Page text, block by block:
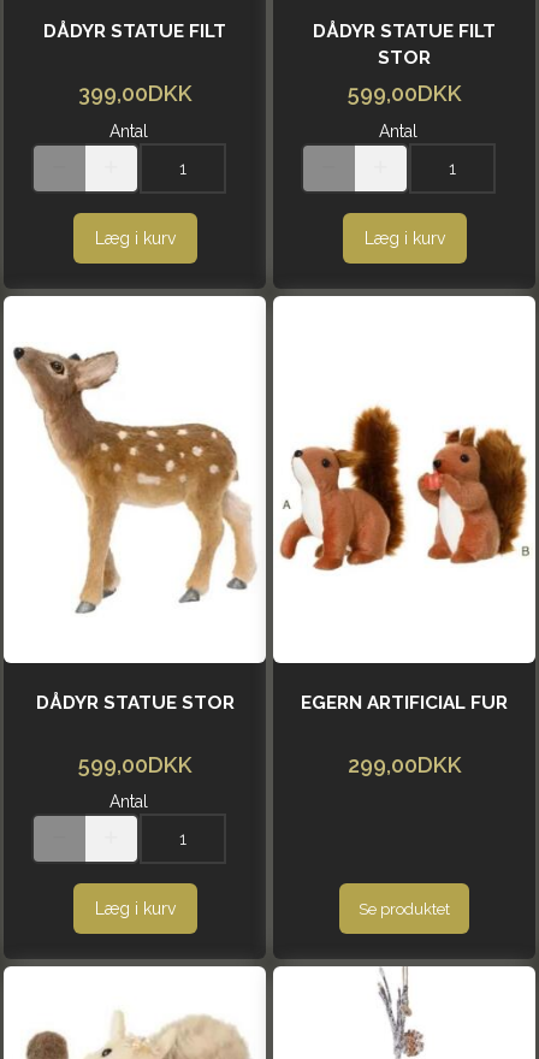
DÅDYR STATUE FILT
399,00DKK
Antal
Læg i kurv
DÅDYR STATUE FILT
STOR
599,00DKK
Antal
Læg i kurv
DÅDYR STATUE STOR
599,00DKK
Antal
Læg i kurv
EGERN ARTIFICIAL FUR
299,00DKK
Se produktet